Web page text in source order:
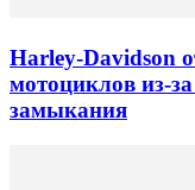
Harley-Davidson
мотоциклов из-
замыкания